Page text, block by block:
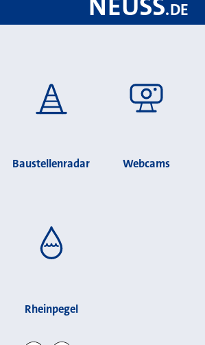
.DE
Baustellenradar Webcams
Rheinpegel